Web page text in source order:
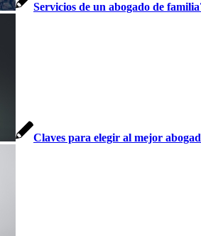
Servicios de un abogado de
Claves para elegir al mejor